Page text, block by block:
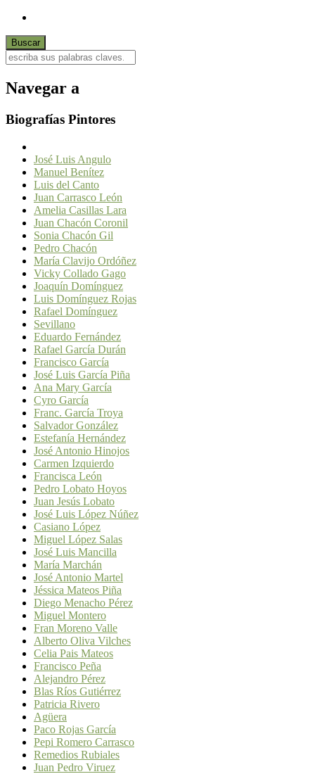
Navegar a
Biografías Pintores
José Luis Angulo
Manuel Benítez
Luis del Canto
Juan Carrasco León
Amelia Casillas Lara
Juan Chacón Coronil
Sonia Chacón Gil
Pedro Chacón
María Clavijo Ordóñez
Vicky Collado Gago
Joaquín Domínguez
Luis Domínguez Rojas
Rafael Domínguez
Sevillano
Eduardo Fernández
Rafael García Durán
Francisco García
José Luis García Piña
Ana Mary García
Cyro García
Franc. García Troya
Salvador González
Estefanía Hernández
José Antonio Hinojos
Carmen Izquierdo
Francisca León
Pedro Lobato Hoyos
Juan Jesús Lobato
José Luis López Núñez
Casiano López
Miguel López Salas
José Luis Mancilla
María Marchán
José Antonio Martel
Jéssica Mateos Piña
Diego Menacho Pérez
Miguel Montero
Fran Moreno Valle
Alberto Oliva Vilches
Celia Pais Mateos
Francisco Peña
Alejandro Pérez
Blas Ríos Gutiérrez
Patricia Rivero
Agüera
Paco Rojas García
Pepi Romero Carrasco
Remedios Rubiales
Juan Pedro Viruez